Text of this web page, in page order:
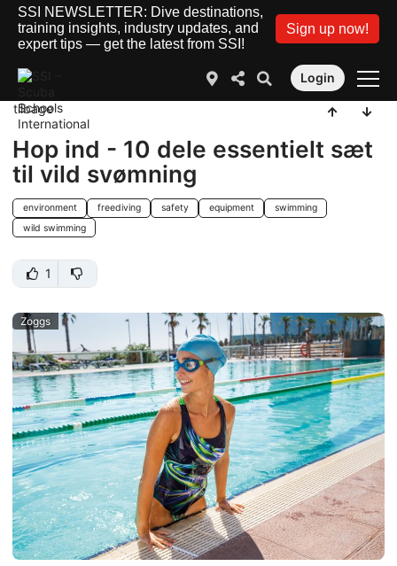
SSI NEWSLETTER: Dive destinations,
training insights, industry updates, and
expert tips — get the latest from SSI!
Sign up now!
Login
tilbage
Hop ind - 10 dele essentielt sæt
til vild svømning
environment freediving safety equipment
swimming
wild swimming
1
Zoggs